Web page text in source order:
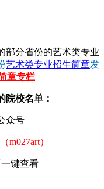
部分省份的艺术类专业
艺术类专业招生简章发
章专栏
院校名单：
m027art）
一键查看